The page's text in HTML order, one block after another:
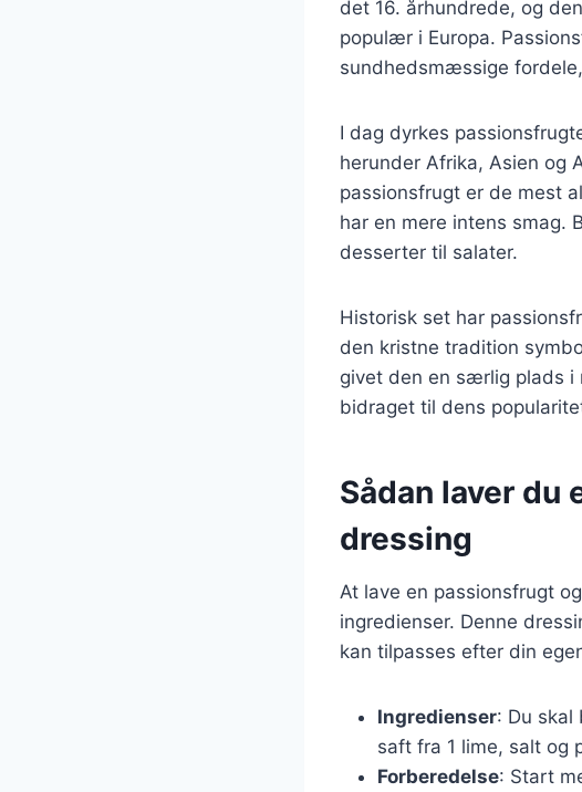
det 16. århundrede, og
populær i Europa.
sundhedsmæssige
I dag dyrkes
herunder Afrika, Asien og
passionsfrugt er de mest
har en mere intens smag.
desserter til salater.
Historisk set har
den kristne tradition
givet den en særlig plads i
bidraget til dens
Sådan laver
dressing
At lave en passionsfrugt
ingredienser. Denne
kan tilpasses efter din
Ingredienser: Du skal
saft fra 1 lime, salt og
Forberedelse: Start